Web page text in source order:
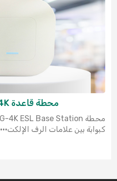
محطة قاعدة PG-4K لـ ESL
كبوابة بين علامات الرف الإلكت···